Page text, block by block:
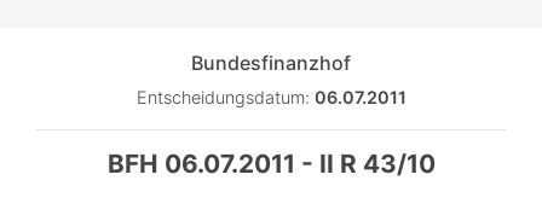
Bundesfinanzhof
Entscheidungsdatum: 06.07.2011
BFH 06.07.2011 - II R 43/10